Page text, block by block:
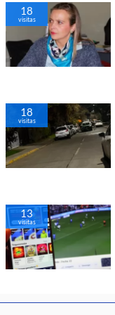
18
visitas
18
visitas
13
visitas